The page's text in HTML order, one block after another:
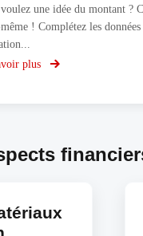
une idée du montant ?
! Complétez les
plus
sur